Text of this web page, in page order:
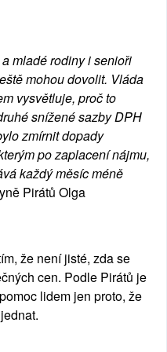
mladé rodiny i senioři
mohou dovolit. Vláda
vysvětluje, proč to
snížené sazby DPH
zmírnit dopady
po zaplacení nájmu,
každý měsíc méně
Pirátů Olga
že není jisté, zda se
cen. Podle Pirátů je
lidem jen proto, že